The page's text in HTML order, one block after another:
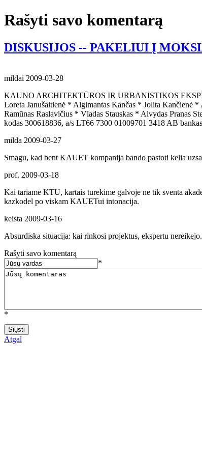
Rašyti savo komentarą
DISKUSIJOS -- PAKELIUI Į
mildai 2009-03-28
KAUNO ARCHITEKTŪROS IR URBANISTIKOS
Loreta Janušaitienė * Algimantas Kančas * Jolita
Ramūnas Raslavičius * Vladas Stauskas * Alvydas Pranas
kodas 300618836, a/s LT66 7300 01009701 3418 AB
milda 2009-03-27
Smagu, kad bent KAUET kompanija bando pastoti kelia
prof. 2009-03-18
Kai tariame KTU, kartais turekime galvoje ne tik sventa
kazkodel po viskam KAUETui intonacija.
keista 2009-03-16
Absurdiska situacija: kai rinkosi projektus, ekspertu
Rašyti savo komentarą
*
*
Atgal